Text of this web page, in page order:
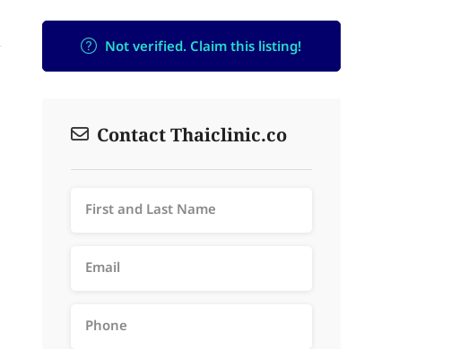
Not verified. Claim this listing!
Contact Thaiclinic.co